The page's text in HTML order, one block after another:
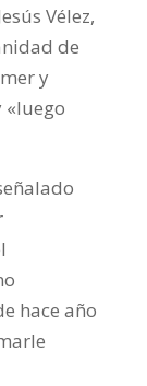
Vélez,
de
y
hace año